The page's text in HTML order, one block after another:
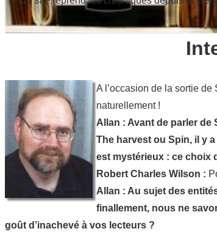
A l’occasion de la sortie
naturellement !
Allan : Avant de parler
The harvest ou Spin, il y
est mystérieux : ce choix
Robert Charles Wilson :
Allan : Au sujet des
finallement, nous ne
goût d’inachevé à vos lecteurs ?